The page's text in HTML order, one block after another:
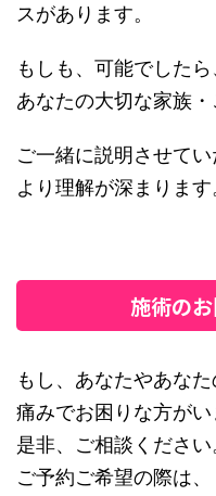
スがあります。
もしも、可能でしたら
あなたの大切な家族・
ご一緒に説明させてい
より理解が深まります
施術の
もし、あなたやあな
痛みでお困りな方がい
是非、ご相談ください
ご予約ご希望の際は、